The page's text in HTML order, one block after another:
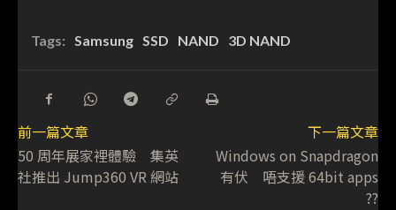
Tags: Samsung SSD NAND 3D NAND
前一篇文章
50 周年展家裡體驗 集英
社推出 Jump360 VR 網站
下一篇文章
Windows on Snapdragon
有伏 唔支援 64bit apps
??